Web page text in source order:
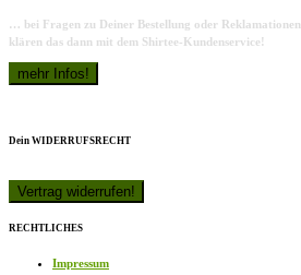
… bei Fragen zu Deiner Bestellung oder Reklamationen
klären das dann mit dem Shirtee-Kundenservice!
Dein WIDERRUFSRECHT
RECHTLICHES
Impressum